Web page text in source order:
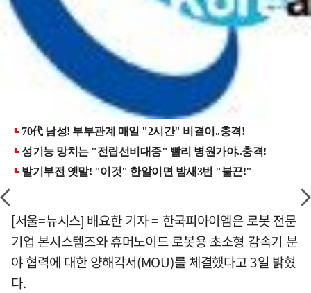
[서울=뉴시스] 배요한 기자 = 한국피아이엠은 로봇 전문
기업 본시스템즈와 휴머노이드 로봇용 초소형 감속기 분
야 협력에 대한 양해각서(MOU)를 체결했다고 3일 밝혔
다.